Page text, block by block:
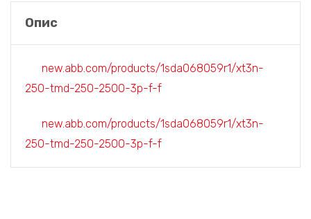
Опис
new.abb.com/products/1sda068059r1/xt3n-
250-tmd-250-2500-3p-f-f
new.abb.com/products/1sda068059r1/xt3n-
250-tmd-250-2500-3p-f-f